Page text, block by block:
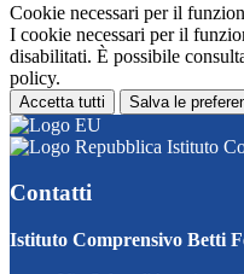
Cookie necessari per il
I cookie necessari per il
disabilitati. È possibile
policy.
Accetta tutti Salva le
Istituto
Contatti
Istituto Comprensivo Betti